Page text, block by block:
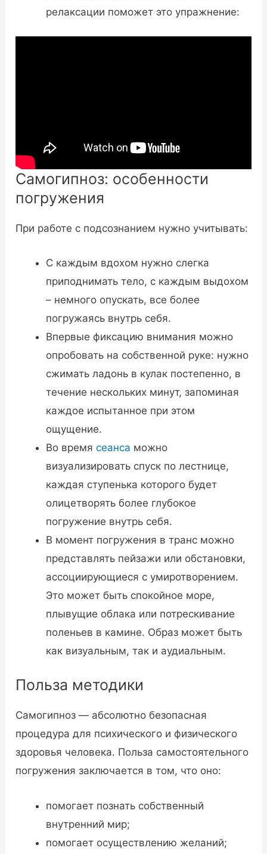
релаксации поможет это упражнение:
Самогипноз: особенности
погружения
При работе с подсознанием нужно учитывать:
С каждым вдохом нужно слегка
приподнимать тело, с каждым выдохом
– немного опускать, все более
погружаясь внутрь себя.
Впервые фиксацию внимания можно
опробовать на собственной руке: нужно
сжимать ладонь в кулак постепенно, в
течение нескольких минут, запоминая
каждое испытанное при этом
ощущение.
Во времясеанса можно
визуализировать спуск по лестнице,
каждая ступенька которого будет
олицетворять более глубокое
погружение внутрь себя.
В момент погружения в транс можно
представлять пейзажи или обстановки,
ассоциирующиеся с умиротворением.
Это может быть спокойное море,
плывущие облака или потрескивание
поленьев в камине. Образ может быть
как визуальным, так и аудиальным.
Польза методики
Самогипноз — абсолютно безопасная
процедура для психического и физического
здоровья человека. Польза самостоятельного
погружения заключается в том, что оно:
помогает познать собственный
внутренний мир;
помогает осуществлению желаний;